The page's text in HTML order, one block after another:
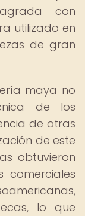
con
utilizado en
de gran
maya no
de los
de otras
de este
obtuvieron
comerciales
lo que